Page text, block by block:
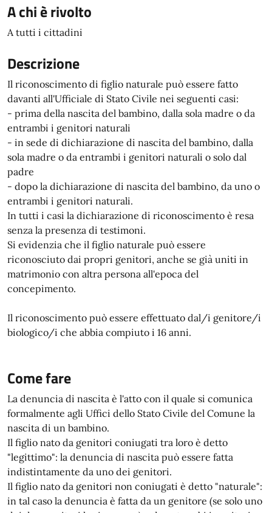
A chi è rivolto
A tutti i cittadini
Descrizione
Il riconoscimento di figlio naturale può essere fatto
davanti all'Ufficiale di Stato Civile nei seguenti casi:
- prima della nascita del bambino, dalla sola madre o da
entrambi i genitori naturali
- in sede di dichiarazione di nascita del bambino, dalla
sola madre o da entrambi i genitori naturali o solo dal
padre
- dopo la dichiarazione di nascita del bambino, da uno o
entrambi i genitori naturali.
In tutti i casi la dichiarazione di riconoscimento è resa
senza la presenza di testimoni.
Si evidenzia che il figlio naturale può essere
riconosciuto dai propri genitori, anche se già uniti in
matrimonio con altra persona all'epoca del
concepimento.
Il riconoscimento può essere effettuato dal/i genitore/i
biologico/i che abbia compiuto i 16 anni.
Come fare
La denuncia di nascita è l'atto con il quale si comunica
formalmente agli Uffici dello Stato Civile del Comune la
nascita di un bambino.
Il figlio nato da genitori coniugati tra loro è detto
"legittimo": la denuncia di nascita può essere fatta
indistintamente da uno dei genitori.
Il figlio nato da genitori non coniugati è detto "naturale":
in tal caso la denuncia è fatta da un genitore (se solo uno